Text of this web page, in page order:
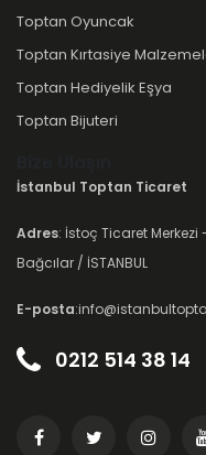
Toptan Oyuncak
Toptan Kırtasiye
Toptan Hediyelik Eşya
Toptan Bijuteri
İstanbul Toptan Ticaret
Adres: İstoç Ticaret
Bağcılar / İSTANBUL
E-posta
0212 514 38 14